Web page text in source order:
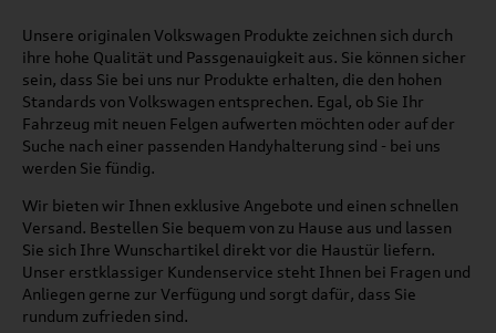
Unsere originalen Volkswagen Produkte zeichnen sich durch
ihre hohe Qualität und Passgenauigkeit aus. Sie können sicher
sein, dass Sie bei uns nur Produkte erhalten, die den hohen
Standards von Volkswagen entsprechen. Egal, ob Sie Ihr
Fahrzeug mit neuen Felgen aufwerten möchten oder auf der
Suche nach einer passenden Handyhalterung sind - bei uns
werden Sie fündig.
Wir bieten wir Ihnen exklusive Angebote und einen schnellen
Versand. Bestellen Sie bequem von zu Hause aus und lassen
Sie sich Ihre Wunschartikel direkt vor die Haustür liefern.
Unser erstklassiger Kundenservice steht Ihnen bei Fragen und
Anliegen gerne zur Verfügung und sorgt dafür, dass Sie
rundum zufrieden sind.